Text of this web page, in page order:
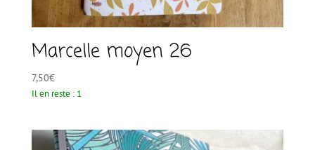
Marcelle moyen 26
7,50€
Il en reste : 1